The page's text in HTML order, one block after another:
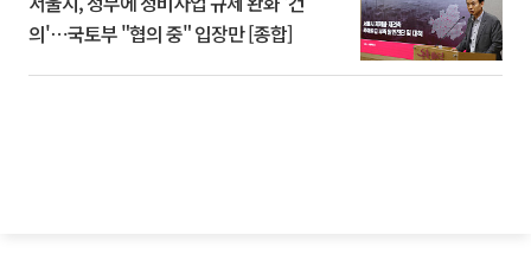
의'⋯국토부 "협의 중" 입장만 [종합]